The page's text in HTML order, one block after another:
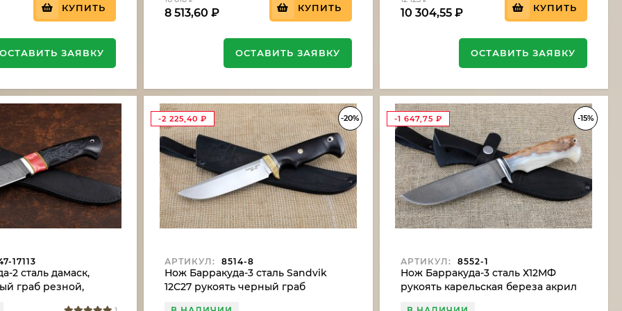
КУПИТЬ
ОСТАВИТЬ ЗАЯВКУ
8 513,60₽ КУПИТЬ
ОСТАВИТЬ ЗАЯВКУ
10 304,55 ₽ КУПИТЬ
ОСТАВИТЬ ЗАЯВКУ
17113
2 сталь дамаск,
граб резной,
-20%
-2 225,40₽
АРТИКУЛ: 8514-8
Нож Барракуда-3 сталь Sandvik
12C27 рукоять черный граб
-15%
-1 647,75 ₽
АРТИКУЛ: 8552-1
Нож Барракуда-3 сталь Х12МФ
рукоять карельская береза акрил